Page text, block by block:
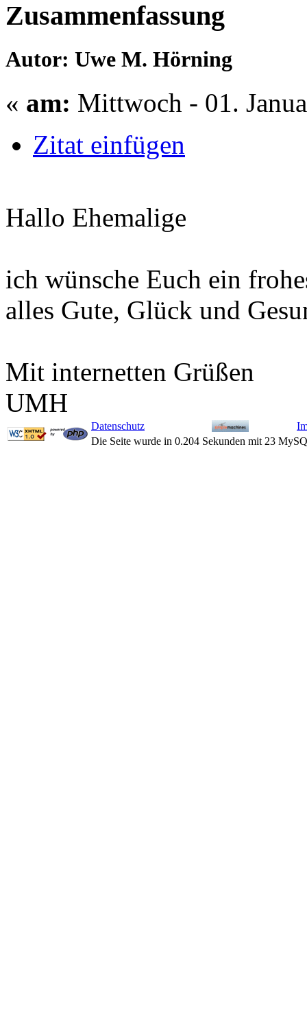
Zusammenfassung
Autor: Uwe M. Hörning
« am: Mittwoch - 01.
Zitat einfügen
Hallo Ehemalige
ich wünsche Euch ein
alles Gute, Glück und
Mit internetten Grüßen
UMH
Datenschutz
Die Seite wurde in 0.204 Sekunden mit 23